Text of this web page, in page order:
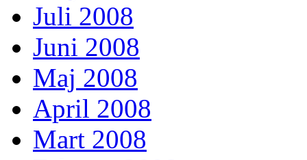
Juli 2008
Juni 2008
Maj 2008
April 2008
Mart 2008